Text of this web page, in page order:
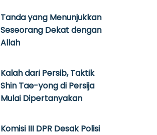
Tanda yang Menunjukkan
Seseorang Dekat dengan
Allah
Kalah dari Persib, Taktik
Shin Tae-yong di Persija
Mulai Dipertanyakan
Komisi III DPR Desak Polisi